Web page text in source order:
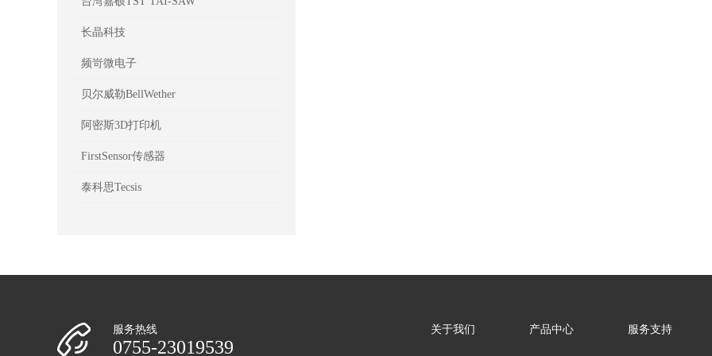
长晶科技
频岢微电子
贝尔威勒BellWether
阿密斯3D打印机
FirstSensor传感器
泰科思Tecsis
服务热线
0755-23019539
关于我们 产品中心 服务支持